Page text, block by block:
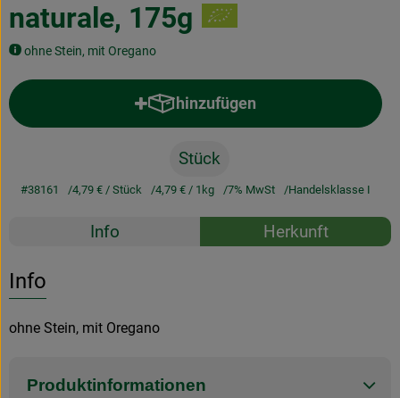
Geschäftskunden
naturale, 175g
ohne Stein, mit Oregano
hinzufügen
Produkt zum Warenkorb
Stück
#38161 4,79 € / Stück 4,79 € / 1kg 7% MwSt Handelsklasse I
Rezepte
Info Herkunft
Info
ohne Stein, mit Oregano
Produktinformationen